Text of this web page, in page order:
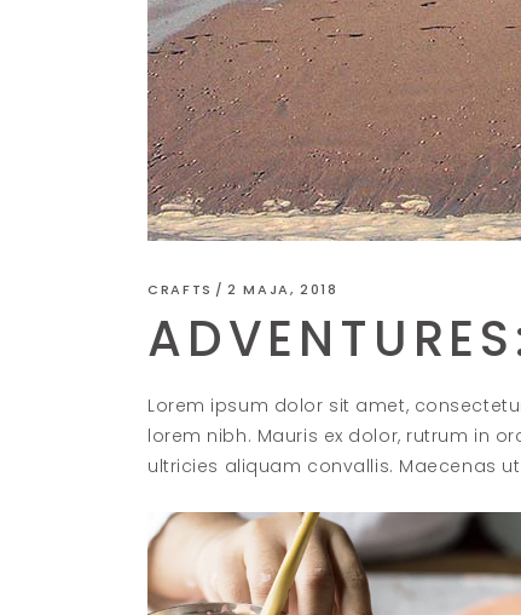
CRAFTS 2 MAJA, 2018
Lorem ipsum dolor sit amet,
lorem nibh. Mauris ex dolor, rutrum in
ultricies aliquam convallis. Maecenas